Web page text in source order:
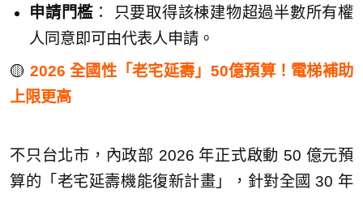
申請門檻 ： 只要取得該棟建物超過半數所有權
人同意即可由代表人申請。
🟡 2026 全國性「老宅延壽」50億預算！電梯補助
上限更高
不只台北市，內政部 2026 年正式啟動 50 億元預
算的「老宅延壽機能復新計畫」，針對全國 30 年